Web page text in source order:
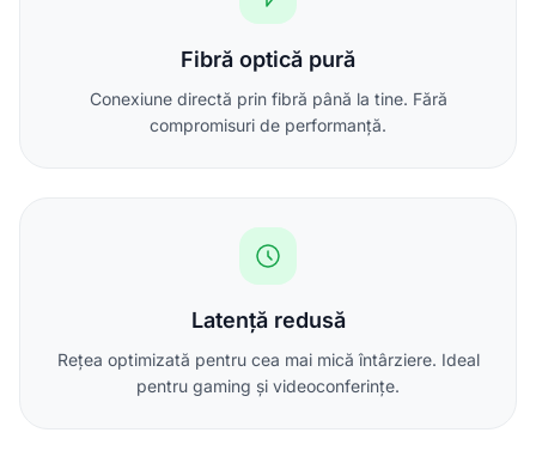
Fibră optică pură
Conexiune directă prin fibră până la tine. Fără
compromisuri de performanță.
Latență redusă
Rețea optimizată pentru cea mai mică întârziere. Ideal
pentru gaming și videoconferințe.